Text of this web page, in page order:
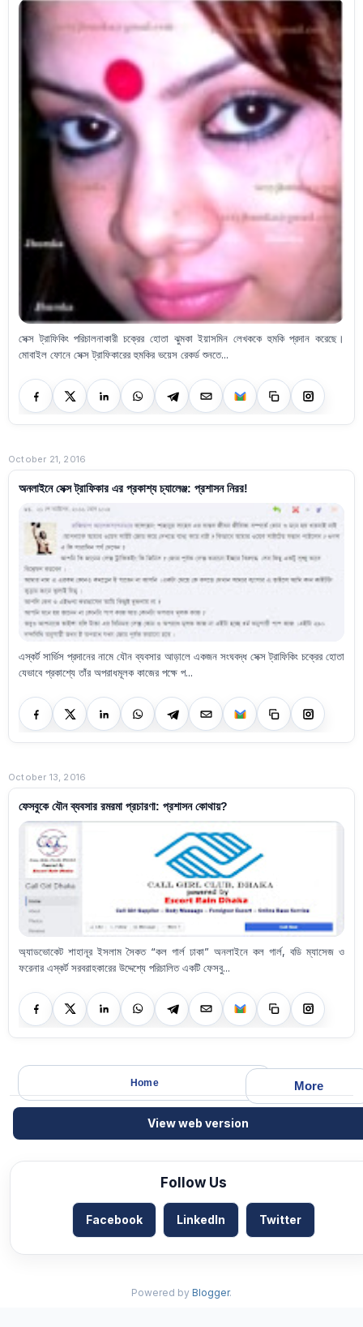
সেক্স ট্রাফিকিং পরিচালনাকারী চক্রের হোতা ঝুমকা ইয়াসমিন লেখককে হুমকি প্রদান করেছে।
মোবাইল ফোনে সেক্স ট্রাফিকারের হুমকির ভয়েস রেকর্ড শুনতে...
October 21, 2016
অনলাইনে সেক্স ট্রাফিকার এর প্রকাশ্য চ্যালেঞ্জ: প্রশাসন নিরর!
এস্কর্ট সার্ভিস প্রদানের নামে যৌন ব্যবসার আড়ালে একজন সংঘবদ্ধ সেক্স ট্রাফিকিং চক্রের হোতা
যেভাবে প্রকাশ্যে তাঁর অপরাধমূলক কাজের পক্ষে প...
October 13, 2016
ফেসবুকে যৌন ব্যবসার রমরমা প্রচারণা: প্রশাসন কোথায়?
অ্যাডভোকেট শাহানূর ইসলাম সৈকত “কল গার্ল ঢাকা” অনলাইনে কল গার্ল, বডি ম্যাসেজ ও
ফরেনার এস্কর্ট সরবরাহকারের উদ্দেশ্যে পরিচালিত একটি ফেসবু...
More
Home
View web version
Follow Us
Facebook LinkedIn Twitter
Powered by Blogger.